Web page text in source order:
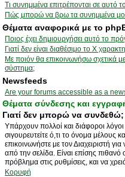
Τι συνημμένα επιτρέπονται σε αυτό
Πώς μπορώ να βρω τα συνημμένα
Θέματα αναφορικά με το
Ποιος έχει δημιουργήσει αυτό το
Γιατί δεν είναι διαθέσιμο το Χ
Με ποιόν θα επικοινωνήσω σχετικά
σύστημα;
Newsfeeds
Are your forums accessible as a
Θέματα σύνδεσης και
Γιατί δεν μπορώ να συνδεθώ;
Υπάρχουν πολλοί και διάφοροι
σιγουρευτείτε ό,τι το όνομα μέλους
επικοινωνήστε με τον Διαχειριστή για
από την σελίδα. Είναι επίσης πιθανό
πρόβλημα στις ρυθμίσεις, και να
Κορυφή